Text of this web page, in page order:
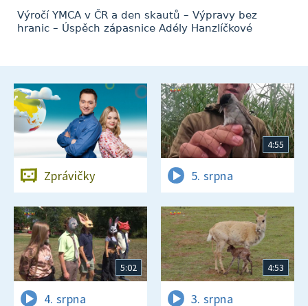
Výročí YMCA v ČR a den skautů – Výpravy bez
hranic – Úspěch zápasnice Adély Hanzlíčkové
Zprávičky
4:55
5. srpna
5:02
4. srpna
4:53
3. srpna